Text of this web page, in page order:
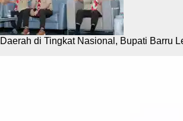
di Tingkat Nasional, Bupati Barru